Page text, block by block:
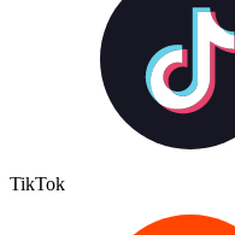
TikTok